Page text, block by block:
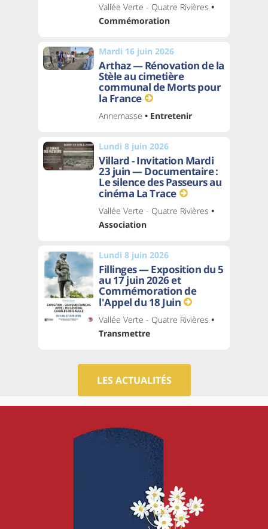
Vallée Verte - Quatre Rivières •
Commémoration
Mardi 16 juin 2026
Arthaz — Rénovation de la
Stèle au cimetière
communal de Morts pour
la France
Annemasse • Entretenir
Lundi 8 juin 2026
Villard - Invitation Mardi
23 juin — Documentaire :
Le silence des Passeurs au
cinéma La Trace
Vallée Verte - Quatre Rivières •
Association
Lundi 8 juin 2026
Fillinges — Exposition du 5
au 17 juin 2026 et
Commémoration de
l'Appel du 18 Juin
Vallée Verte - Quatre Rivières •
Transmettre
LES ACTUALITÉS